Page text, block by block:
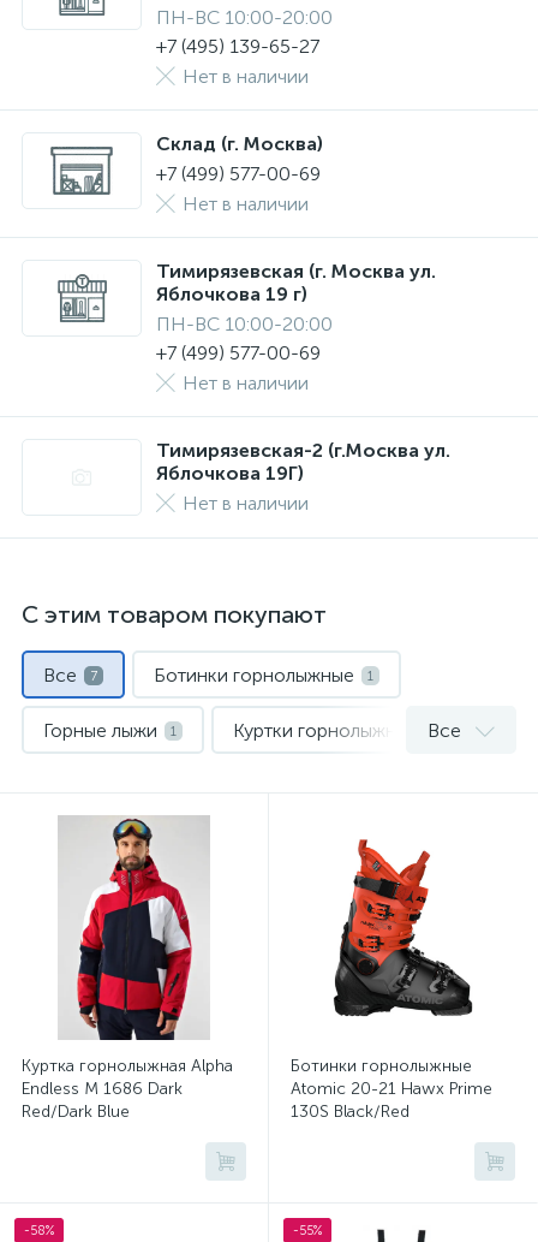
ПН-ВС 10:00-20:00
+7 (495) 139-65-27
Нет в наличии
Склад (г. Москва)
+7 (499) 577-00-69
Нет в наличии
Тимирязевская (г. Москва ул.
Яблочкова 19 г)
ПН-ВС 10:00-20:00
+7 (499) 577-00-69
Нет в наличии
Тимирязевская-2 (г.Москва ул.
Яблочкова 19Г)
Нет в наличии
С этим товаром покупают
Все 7 Ботинки горнолыжные 1
Горные лыжи 1 Куртки горнолыжные 1
Штаны горнолыжные
Все
Куртка горнолыжная Alpha
Endless M 1686 Dark
Red/Dark Blue
Ботинки горнолыжные
Atomic 20-21 Hawx Prime
130S Black/Red
-58% -55%